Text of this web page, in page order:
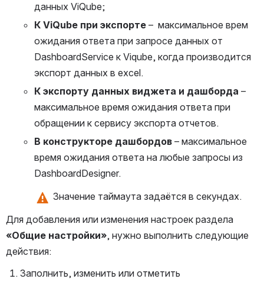
данных ViQube;
К ViQube при экспорте –  максимальное врем
ожидания ответа при запросе данных от
DashboardService к Viqube, когда производится
экспорт данных в excel.
К экспорту данных виджета и дашборда –
максимальное время ожидания ответа при
обращении к сервису экспорта отчетов.
В конструкторе дашбордов – максимальное
время ожидания ответа на любые запросы из
DashboardDesigner.
Значение таймаута задаётся в секундах.
«Общие настройки», нужно выполнить следующие
действия:
Заполнить, изменить или отметить